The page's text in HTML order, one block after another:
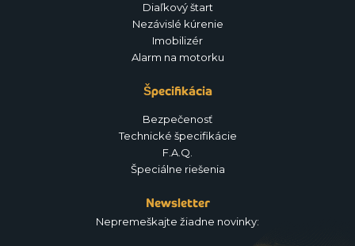
Diaľkový štart
Nezávislé kúrenie
Imobilizér
Alarm na motorku
Špecifikácia
Bezpečenosť
Technické špecifikácie
F.A.Q.
Špeciálne riešenia
Newsletter
Nepremeškajte žiadne novinky: